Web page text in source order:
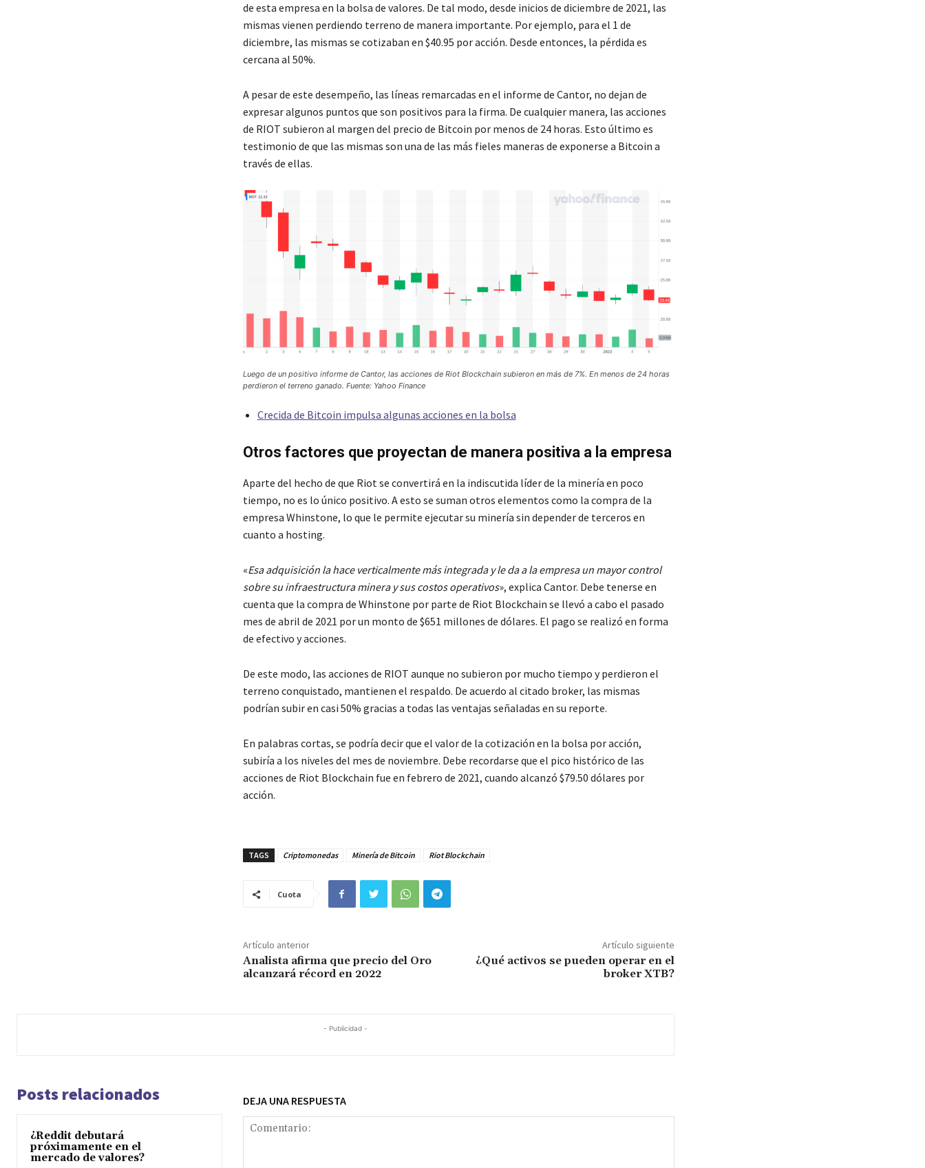
de esta empresa en la bolsa de valores. De tal modo, desde inicios de diciembre de 2021, las
mismas vienen perdiendo terreno de manera importante. Por ejemplo, para el 1 de
diciembre, las mismas se cotizaban en $40.95 por acción. Desde entonces, la pérdida es
cercana al 50%.
A pesar de este desempeño, las líneas remarcadas en el informe de Cantor, no dejan de
expresar algunos puntos que son positivos para la firma. De cualquier manera, las acciones
de RIOT subieron al margen del precio de Bitcoin por menos de 24 horas. Esto último es
testimonio de que las mismas son una de las más fieles maneras de exponerse a Bitcoin a
través de ellas.
Luego de un positivo informe de Cantor, las acciones de Riot Blockchain subieron en más de 7%. En menos de 24 horas
perdieron el terreno ganado. Fuente: Yahoo Finance
Crecida de Bitcoin impulsa algunas acciones en la bolsa
Otros factores que proyectan de manera positiva a la empresa
Aparte del hecho de que Riot se convertirá en la indiscutida líder de la minería en poco
tiempo, no es lo único positivo. A esto se suman otros elementos como la compra de la
empresa Whinstone, lo que le permite ejecutar su minería sin depender de terceros en
cuanto a hosting.
«Esa adquisición la hace verticalmente más integrada y le da a la empresa un mayor control
sobre su infraestructura minera y sus costos operativos», explica Cantor. Debe tenerse en
cuenta que la compra de Whinstone por parte de Riot Blockchain se llevó a cabo el pasado
mes de abril de 2021 por un monto de $651 millones de dólares. El pago se realizó en forma
de efectivo y acciones.
De este modo, las acciones de RIOT aunque no subieron por mucho tiempo y perdieron el
terreno conquistado, mantienen el respaldo. De acuerdo al citado broker, las mismas
podrían subir en casi 50% gracias a todas las ventajas señaladas en su reporte.
En palabras cortas, se podría decir que el valor de la cotización en la bolsa por acción,
subiría a los niveles del mes de noviembre. Debe recordarse que el pico histórico de las
acciones de Riot Blockchain fue en febrero de 2021, cuando alcanzó $79.50 dólares por
acción.
TAGS Criptomonedas Minería de Bitcoin Riot Blockchain
Cuota
Artículo anterior
Analista afirma que precio del Oro
alcanzará récord en 2022
Artículo siguiente
¿Qué activos se pueden operar en el
broker XTB?
- Publicidad -
Posts relacionados
¿Reddit debutará
próximamente en el
mercado de valores?
DEJA UNA RESPUESTA